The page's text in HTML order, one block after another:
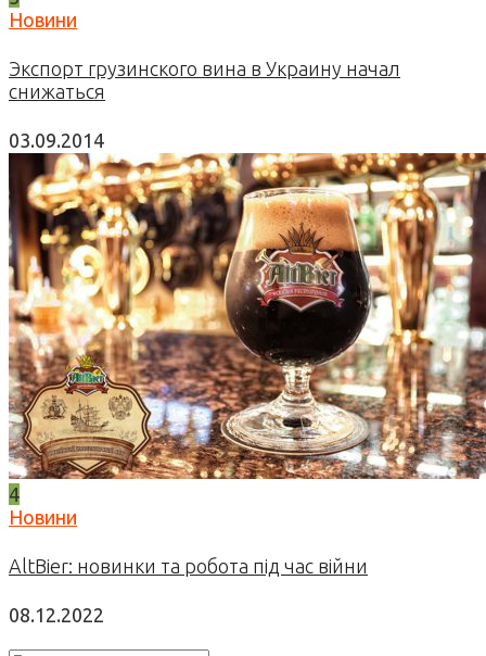
Новини
Экспорт грузинского вина в Украину начал
снижаться
03.09.2014
4
Новини
AltBier: новинки та робота під час війни
08.12.2022